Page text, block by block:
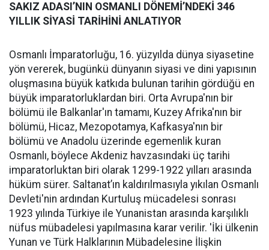
SAKIZ ADASI’NIN OSMANLI DÖNEMİ’NDEKİ 346
YILLIK SİYASİ TARİHİNİ ANLATIYOR
Osmanlı İmparatorluğu, 16. yüzyılda dünya siyasetine
yön vererek, bugünkü dünyanın siyasi ve dini yapısının
oluşmasına büyük katkıda bulunan tarihin gördüğü en
büyük imparatorluklardan biri. Orta Avrupa'nın bir
bölümü ile Balkanlar'ın tamamı, Kuzey Afrika'nın bir
bölümü, Hicaz, Mezopotamya, Kafkasya'nın bir
bölümü ve Anadolu üzerinde egemenlik kuran
Osmanlı, böylece Akdeniz havzasındaki üç tarihi
imparatorluktan biri olarak 1299-1922 yılları arasında
hüküm sürer. Saltanat’ın kaldırılmasıyla yıkılan Osmanlı
Devleti'nin ardından Kurtuluş mücadelesi sonrası
1923 yılında Türkiye ile Yunanistan arasında karşılıklı
nüfus mübadelesi yapılmasına karar verilir. 'İki ülkenin
Yunan ve Türk Halklarının Mübadelesine İlişkin